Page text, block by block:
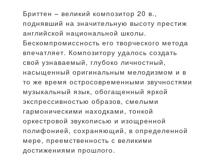
Бриттен – великий композитор 20 в.,
поднявший на значительную высоту престиж
английской национальной школы.
Бескомпромиссность его творческого метода
впечатляет. Композитору удалось создать
свой узнаваемый, глубоко личностный,
насыщенный оригинальным мелодизмом и в
то же время остросовременными звучностями
музыкальный язык, обогащенный яркой
экспрессивностью образов, смелыми
гармоническими находками, тонкой
оркестровой звукописью и изощренной
полифонией, сохраняющий, в определенной
мере, преемственность с великими
достижениями прошлого.